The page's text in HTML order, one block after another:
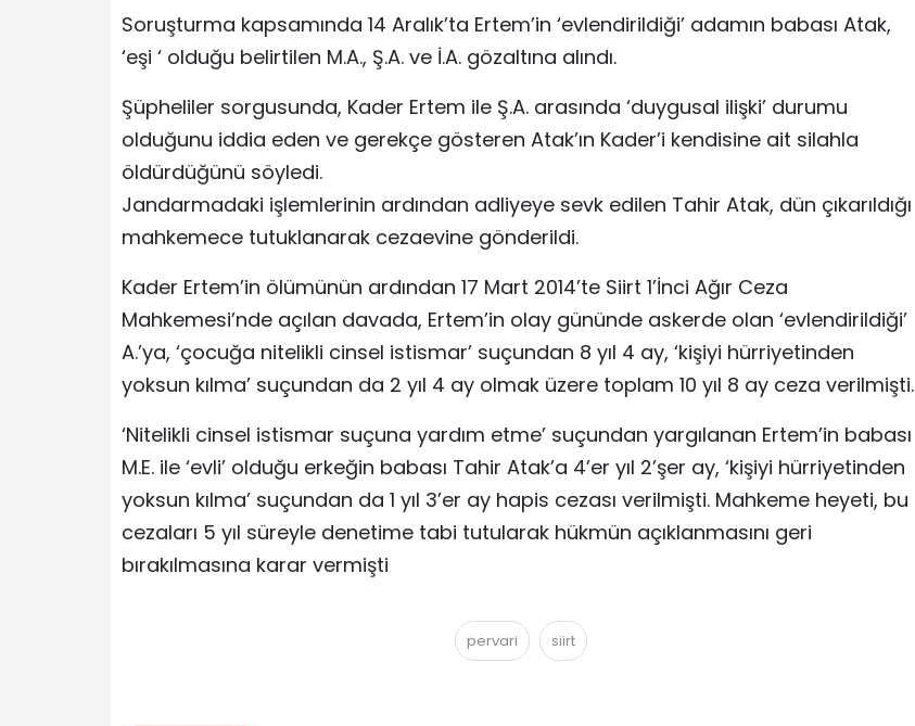
Soruşturma kapsamında 14 Aralık’ta Ertem’in ‘evlendirildiği’ adamın babası Atak,
‘eşi ‘ olduğu belirtilen M.A., Ş.A. ve İ.A. gözaltına alındı.
Şüpheliler sorgusunda, Kader Ertem ile Ş.A. arasında ‘duygusal ilişki’ durumu
olduğunu iddia eden ve gerekçe gösteren Atak’ın Kader’i kendisine ait silahla
öldürdüğünü söyledi.
Jandarmadaki işlemlerinin ardından adliyeye sevk edilen Tahir Atak, dün çıkarıldığı
mahkemece tutuklanarak cezaevine gönderildi.
Kader Ertem’in ölümünün ardından 17 Mart 2014’te Siirt 1’İnci Ağır Ceza
Mahkemesi’nde açılan davada, Ertem’in olay gününde askerde olan ‘evlendirildiği’
A.’ya, ‘çocuğa nitelikli cinsel istismar’ suçundan 8 yıl 4 ay, ‘kişiyi hürriyetinden
yoksun kılma’ suçundan da 2 yıl 4 ay olmak üzere toplam 10 yıl 8 ay ceza verilmişti.
‘Nitelikli cinsel istismar suçuna yardım etme’ suçundan yargılanan Ertem’in babası
M.E. ile ‘evli’ olduğu erkeğin babası Tahir Atak’a 4’er yıl 2’şer ay, ‘kişiyi hürriyetinden
yoksun kılma’ suçundan da 1 yıl 3’er ay hapis cezası verilmişti. Mahkeme heyeti, bu
cezaları 5 yıl süreyle denetime tabi tutularak hükmün açıklanmasını geri
bırakılmasına karar vermişti
pervari siirt